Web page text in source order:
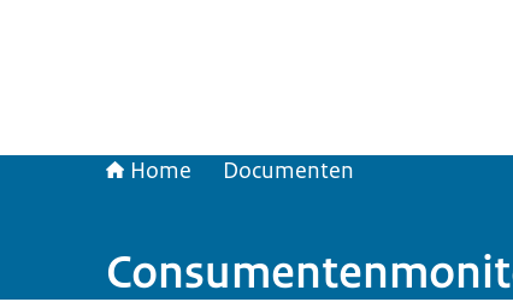
Home Documenten